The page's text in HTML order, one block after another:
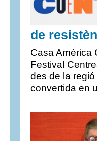
de
Casa Amèrica
Festival
des de la
convertida en